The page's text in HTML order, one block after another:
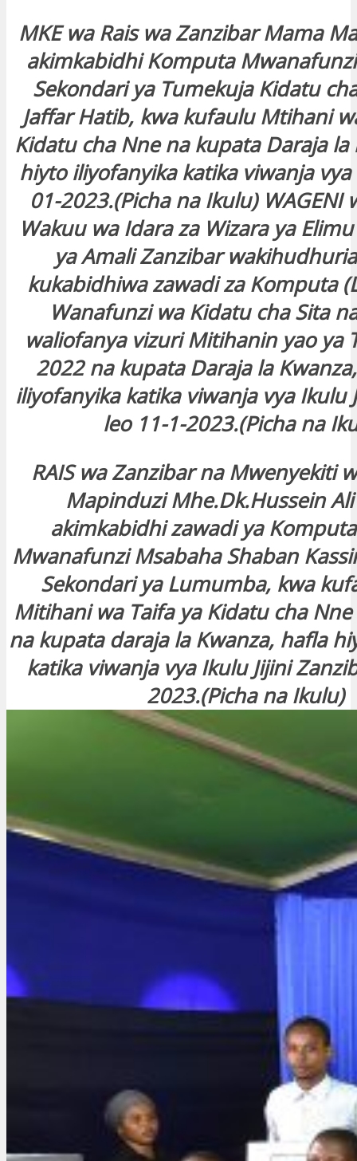
MKE wa Rais wa Zanzibar Mama
akimkabidhi Komputa
Sekondari ya Tumekuja Kidatu
Jaffar Hatib, kwa kufaulu Mtihani
Kidatu cha Nne na kupata Daraja la
hiyto iliyofanyika katika viwanja
01-2023.(Picha na Ikulu) WAGENI
Wakuu wa Idara za Wizara ya
ya Amali Zanzibar
kukabidhiwa zawadi za Komputa
Wanafunzi wa Kidatu cha Sita
waliofanya vizuri Mitihanin yao ya
2022 na kupata Daraja la
iliyofanyika katika viwanja vya Ikulu
leo 11-1-2023.(Picha na
RAIS wa Zanzibar na Mwenyekiti
Mapinduzi Mhe.Dk.Hussein
akimkabidhi zawadi ya
Mwanafunzi Msabaha Shaban
Sekondari ya Lumumba, kwa
Mitihani wa Taifa ya Kidatu cha
na kupata daraja la Kwanza, hafla
katika viwanja vya Ikulu Jijini
2023.(Picha na Ikulu)